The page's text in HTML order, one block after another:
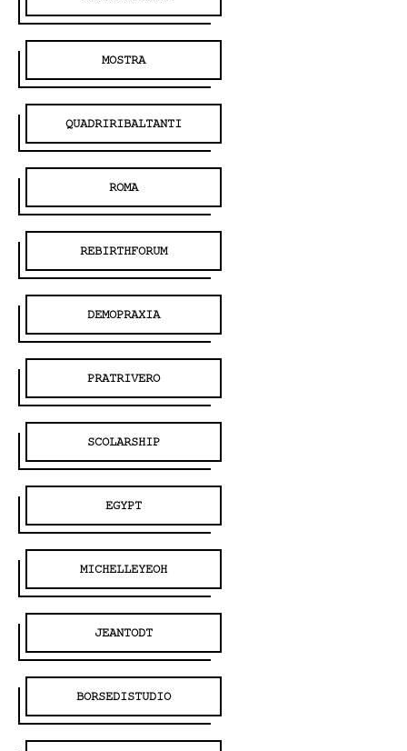
MOSTRA
QUADRIRIBALTANTI
ROMA
REBIRTHFORUM
DEMOPRAXIA
PRATRIVERO
SCOLARSHIP
EGYPT
MICHELLEYEOH
JEANTODT
BORSEDISTUDIO